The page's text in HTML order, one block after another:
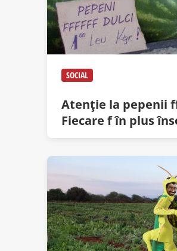
SOCIAL
Atenție la pepenii
Fiecare f în plus
calorii